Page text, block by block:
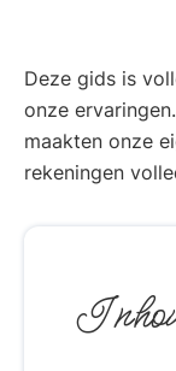
Deze gids is
onze
maakten onze
rekeningen